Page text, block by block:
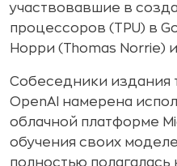
участвовавшие в
процессоров (TPU) в
Норри (Thomas Norrie)
Собеседники издания
OpenAI намерена
облачной платформе
обучения своих
полностью полагалась